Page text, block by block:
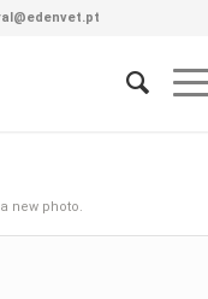
new photo.